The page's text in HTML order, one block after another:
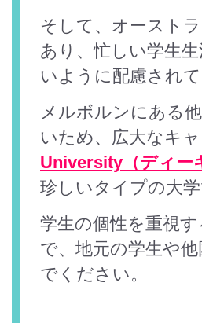
そして、オースト
あり、忙しい学生
いように配慮されて
メルボルンにある
いため、広大なキ
University（ディー
珍しいタイプの大学
学生の個性を重視
で、地元の学生や
でください。